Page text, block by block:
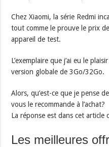
Chez Xiaomi, la série Redmi
tout comme le prouve le prix
appareil de test.
L’exemplaire que j’ai eu le
version globale de 3Go/32Go.
Alors, qu’est-ce que je pense
vous le recommande à l’achat?
La réponse est dans cet article
Les meilleures